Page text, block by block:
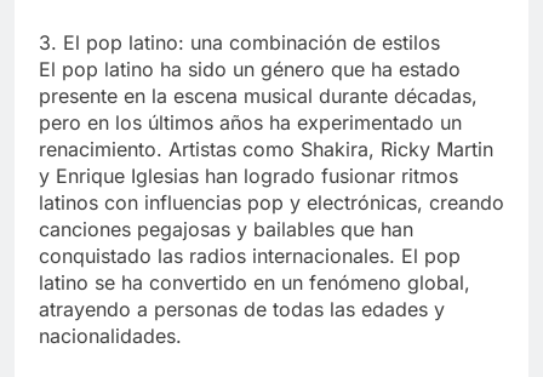
3. El pop latino: una combinación de estilos
El pop latino ha sido un género que ha estado
presente en la escena musical durante décadas,
pero en los últimos años ha experimentado un
renacimiento. Artistas como Shakira, Ricky Martin
y Enrique Iglesias han logrado fusionar ritmos
latinos con influencias pop y electrónicas, creando
canciones pegajosas y bailables que han
conquistado las radios internacionales. El pop
latino se ha convertido en un fenómeno global,
atrayendo a personas de todas las edades y
nacionalidades.